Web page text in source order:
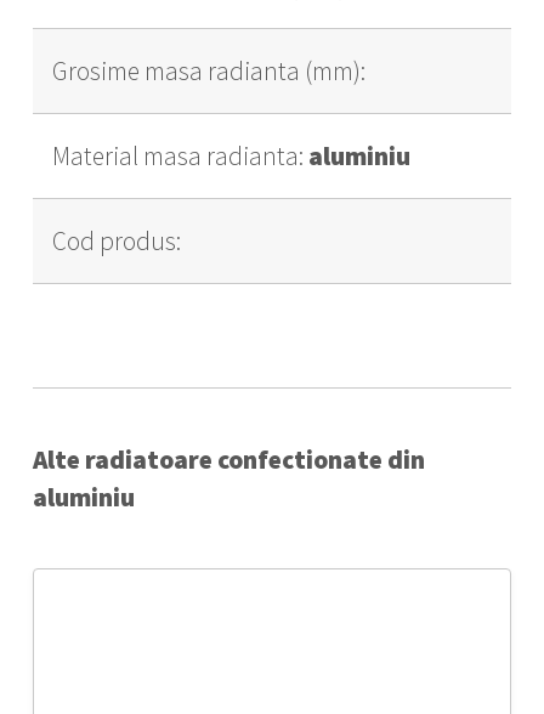
Grosime masa radianta (mm):
Material masa radianta: aluminiu
Cod produs:
Alte radiatoare confectionate din
aluminiu